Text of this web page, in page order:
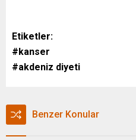
Etiketler:
#kanser
#akdeniz diyeti
Benzer Konular